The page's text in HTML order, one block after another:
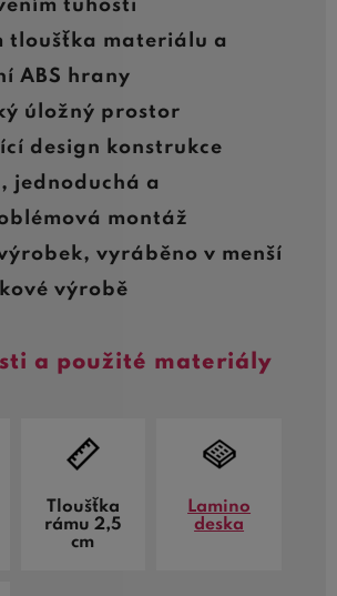
tuhosti
tloušťka materiálu a
ABS hrany
úložný prostor
design konstrukce
jednoduchá a
montáž
vyráběno v menší
výrobě
a použité materiály
Tloušťka
rámu 2,5
cm
Lamino
deska